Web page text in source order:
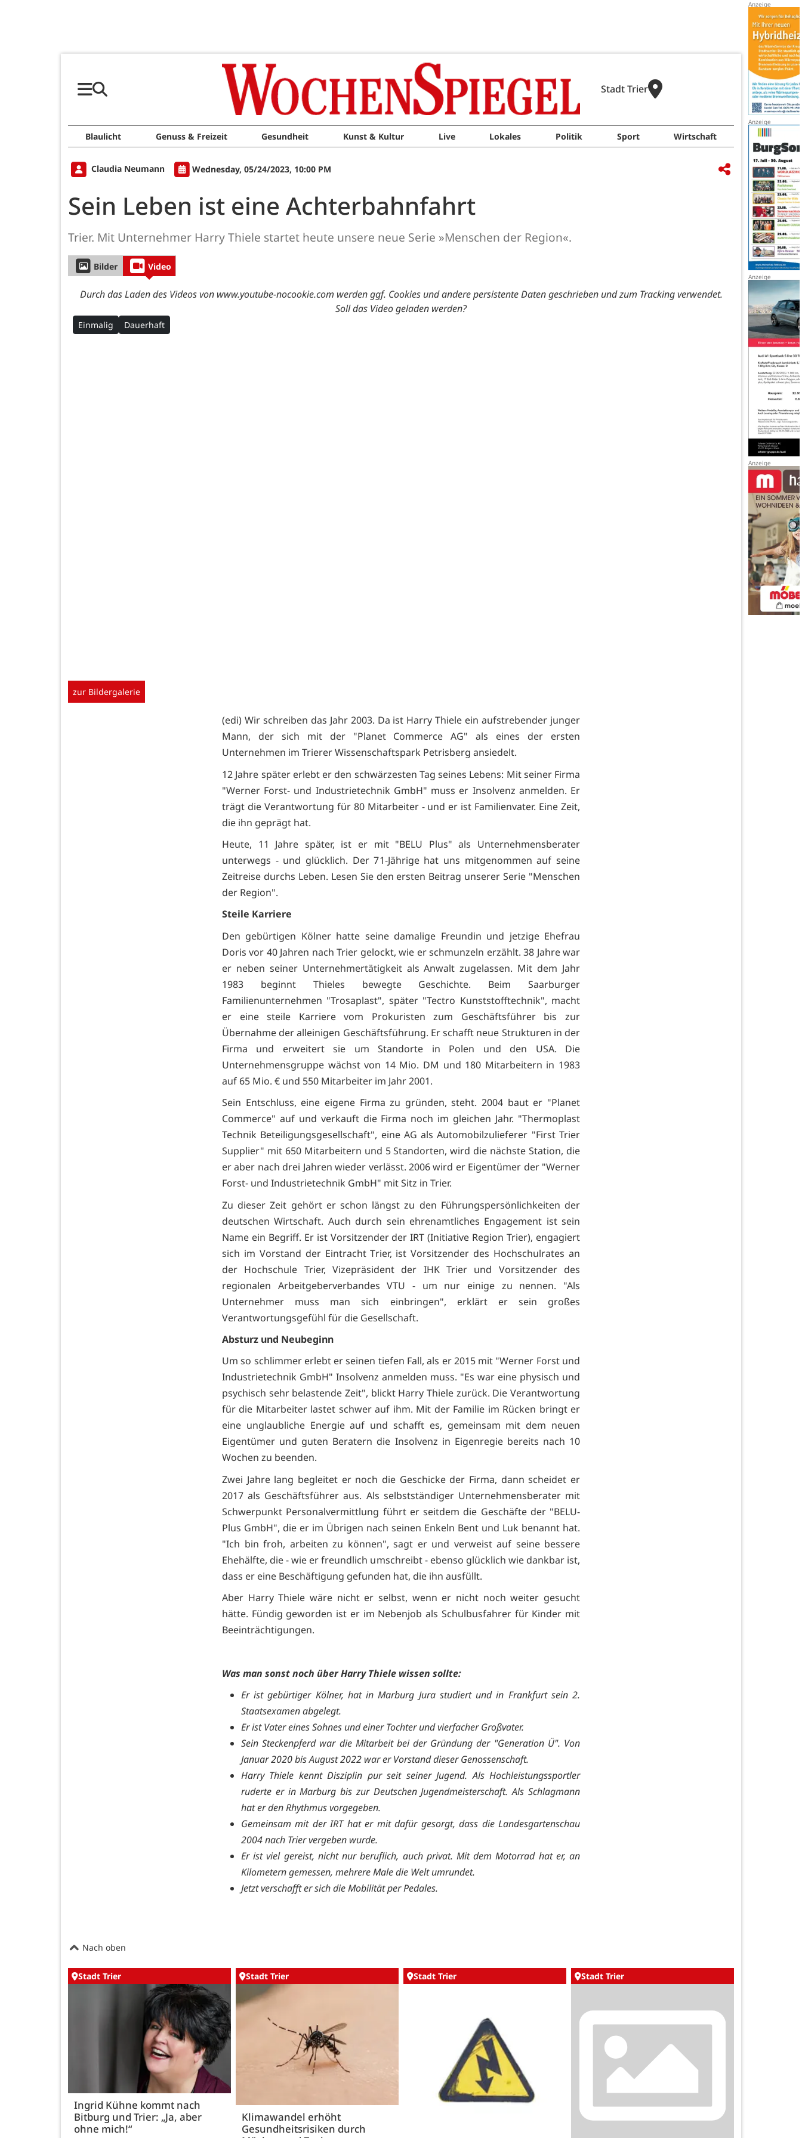
Stadt Trier
Blaulicht Genuss & Freizeit Gesundheit Kunst & Kultur Live Lokales Politik Sport Wirtschaft
Claudia Neumann Wednesday, 05/24/2023, 10:00 PM
Sein Leben ist eine Achterbahnfahrt
Trier. Mit Unternehmer Harry Thiele startet heute unsere neue Serie »Menschen der Region«.
Bilder Video
Durch das Laden des Videos von www.youtube-nocookie.com werden ggf. Cookies und andere persistente Daten geschrieben und zum Tracking verwendet.
Soll das Video geladen werden?
Einmalig Dauerhaft
zur Bildergalerie
(edi) Wir schreiben das Jahr 2003. Da ist Harry Thiele ein aufstrebender junger
Mann, der sich mit der "Planet Commerce AG" als eines der ersten
Unternehmen im Trierer Wissenschaftspark Petrisberg ansiedelt.
12 Jahre später erlebt er den schwärzesten Tag seines Lebens: Mit seiner Firma
"Werner Forst- und Industrietechnik GmbH" muss er Insolvenz anmelden. Er
trägt die Verantwortung für 80 Mitarbeiter - und er ist Familienvater. Eine Zeit,
die ihn geprägt hat.
Heute, 11 Jahre später, ist er mit "BELU Plus" als Unternehmensberater
unterwegs - und glücklich. Der 71-Jährige hat uns mitgenommen auf seine
Zeitreise durchs Leben. Lesen Sie den ersten Beitrag unserer Serie "Menschen
der Region".
Steile Karriere
Den gebürtigen Kölner hatte seine damalige Freundin und jetzige Ehefrau
Doris vor 40 Jahren nach Trier gelockt, wie er schmunzeln erzählt. 38 Jahre war
er neben seiner Unternehmertätigkeit als Anwalt zugelassen. Mit dem Jahr
1983 beginnt Thieles bewegte Geschichte. Beim Saarburger
Familienunternehmen "Trosaplast", später "Tectro Kunststofftechnik", macht
er eine steile Karriere vom Prokuristen zum Geschäftsführer bis zur
Übernahme der alleinigen Geschäftsführung. Er schafft neue Strukturen in der
Firma und erweitert sie um Standorte in Polen und den USA. Die
Unternehmensgruppe wächst von 14 Mio. DM und 180 Mitarbeitern in 1983
auf 65 Mio. € und 550 Mitarbeiter im Jahr 2001.
Sein Entschluss, eine eigene Firma zu gründen, steht. 2004 baut er "Planet
Commerce" auf und verkauft die Firma noch im gleichen Jahr. "Thermoplast
Technik Beteiligungsgesellschaft", eine AG als Automobilzulieferer "First Trier
Supplier" mit 650 Mitarbeitern und 5 Standorten, wird die nächste Station, die
er aber nach drei Jahren wieder verlässt. 2006 wird er Eigentümer der "Werner
Forst- und Industrietechnik GmbH" mit Sitz in Trier.
Zu dieser Zeit gehört er schon längst zu den Führungspersönlichkeiten der
deutschen Wirtschaft. Auch durch sein ehrenamtliches Engagement ist sein
Name ein Begriff. Er ist Vorsitzender der IRT (Initiative Region Trier), engagiert
sich im Vorstand der Eintracht Trier, ist Vorsitzender des Hochschulrates an
der Hochschule Trier, Vizepräsident der IHK Trier und Vorsitzender des
regionalen Arbeitgeberverbandes VTU - um nur einige zu nennen. "Als
Unternehmer muss man sich einbringen", erklärt er sein großes
Verantwortungsgefühl für die Gesellschaft.
Absturz und Neubeginn
Um so schlimmer erlebt er seinen tiefen Fall, als er 2015 mit "Werner Forst und
Industrietechnik GmbH" Insolvenz anmelden muss. "Es war eine physisch und
psychisch sehr belastende Zeit", blickt Harry Thiele zurück. Die Verantwortung
für die Mitarbeiter lastet schwer auf ihm. Mit der Familie im Rücken bringt er
eine unglaubliche Energie auf und schafft es, gemeinsam mit dem neuen
Eigentümer und guten Beratern die Insolvenz in Eigenregie bereits nach 10
Wochen zu beenden.
Zwei Jahre lang begleitet er noch die Geschicke der Firma, dann scheidet er
2017 als Geschäftsführer aus. Als selbstständiger Unternehmensberater mit
Schwerpunkt Personalvermittlung führt er seitdem die Geschäfte der "BELU-
Plus GmbH", die er im Übrigen nach seinen Enkeln Bent und Luk benannt hat.
"Ich bin froh, arbeiten zu können", sagt er und verweist auf seine bessere
Ehehälfte, die - wie er freundlich umschreibt - ebenso glücklich wie dankbar ist,
dass er eine Beschäftigung gefunden hat, die ihn ausfüllt.
Aber Harry Thiele wäre nicht er selbst, wenn er nicht noch weiter gesucht
hätte. Fündig geworden ist er im Nebenjob als Schulbusfahrer für Kinder mit
Beeinträchtigungen.
Was man sonst noch über Harry Thiele wissen sollte:
Er ist gebürtiger Kölner, hat in Marburg Jura studiert und in Frankfurt sein 2.
Staatsexamen abgelegt.
Er ist Vater eines Sohnes und einer Tochter und vierfacher Großvater.
Sein Steckenpferd war die Mitarbeit bei der Gründung der "Generation Ü". Von
Januar 2020 bis August 2022 war er Vorstand dieser Genossenschaft.
Harry Thiele kennt Disziplin pur seit seiner Jugend. Als Hochleistungssportler
ruderte er in Marburg bis zur Deutschen Jugendmeisterschaft. Als Schlagmann
hat er den Rhythmus vorgegeben.
Gemeinsam mit der IRT hat er mit dafür gesorgt, dass die Landesgartenschau
2004 nach Trier vergeben wurde.
Er ist viel gereist, nicht nur beruflich, auch privat. Mit dem Motorrad hat er, an
Kilometern gemessen, mehrere Male die Welt umrundet.
Jetzt verschafft er sich die Mobilität per Pedales.
Nach oben
Stadt Trier
Ingrid Kühne kommt nach
Bitburg und Trier: „Ja, aber
ohne mich!“
Stadt Trier
Klimawandel erhöht
Gesundheitsrisiken durch
Stadt Trier Stadt Trier